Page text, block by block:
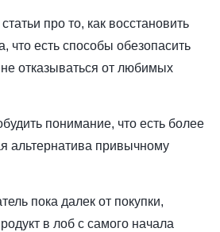
про то, как восстановить
что есть способы обезопасить
отказываться от любимых
понимание, что есть более
альтернатива привычному
пока далек от покупки,
в лоб с самого начала